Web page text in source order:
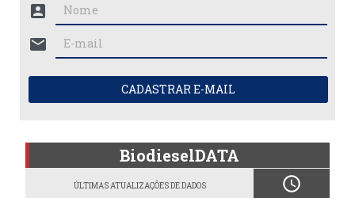
account_box
mail
CADASTRAR E-MAIL
BiodieselDATA
ÚLTIMAS ATUALIZAÇÕES DE DADOS schedule